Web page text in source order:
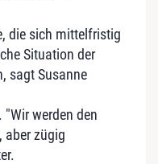
die sich mittelfristig
Situation der
sagt Susanne
"Wir werden den
aber zügig